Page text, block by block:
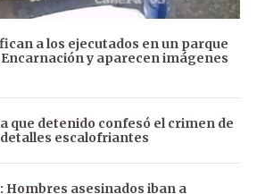
a los ejecutados en un parque
y aparecen imágenes
que detenido confesó el crimen de
detalles escalofriantes
Hombres asesinados iban a